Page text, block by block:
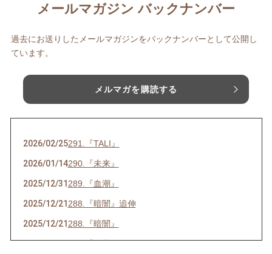
メールマガジン バックナンバー
過去にお送りしたメールマガジンをバックナンバーとして公開し
ています。
メルマガを購読する
2026/02/25291.『TALI』
2026/01/14290.『未来』
2025/12/31289.『血潮』
2025/12/21288.『暗闇』追伸
2025/12/21288.『暗闇』
2025/07/16286.『ネ申』